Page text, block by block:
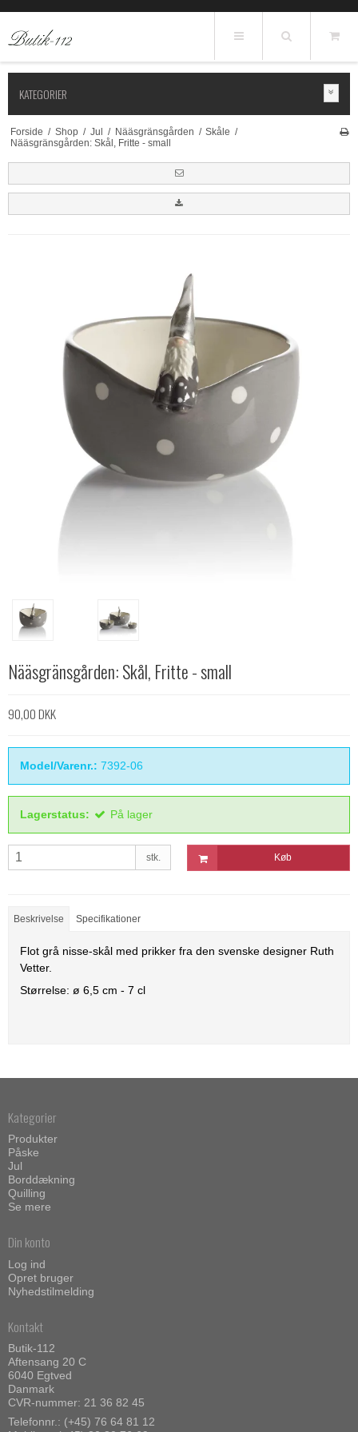
KATEGORIER
Forside / Shop / Jul / Nääsgränsgården / Skåle /
Nääsgränsgården: Skål, Fritte - small
Nääsgränsgården: Skål, Fritte - small
90,00 DKK
Model/Varenr.: 7392-06
Lagerstatus: På lager
stk. Køb
Beskrivelse Specifikationer
Flot grå nisse-skål med prikker fra den svenske designer Ruth
Vetter.
Størrelse: ø 6,5 cm - 7 cl
Kategorier
Produkter
Påske
Jul
Borddækning
Quilling
Se mere
Din konto
Log ind
Opret bruger
Nyhedstilmelding
Kontakt
Butik-112
Aftensang 20 C
6040 Egtved
Danmark
CVR-nummer: 21 36 82 45
Telefonnr.: (+45) 76 64 81 12